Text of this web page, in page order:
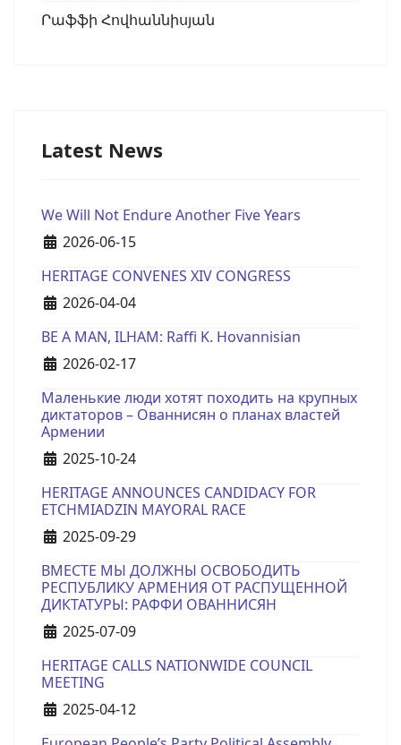
Րաֆֆի Հովհաննիսյան
Latest News
We Will Not Endure Another Five Years
Details
2026-06-15
HERITAGE CONVENES XIV CONGRESS
Details
2026-04-04
BE A MAN, ILHAM: Raffi K. Hovannisian
Details
2026-02-17
Маленькие люди хотят походить на крупных
диктаторов – Ованнисян о планах властей
Армении
Details
2025-10-24
HERITAGE ANNOUNCES CANDIDACY FOR
ETCHMIADZIN MAYORAL RACE
Details
2025-09-29
ВМЕСТЕ МЫ ДОЛЖНЫ ОСВОБОДИТЬ
РЕСПУБЛИКУ АРМЕНИЯ ОТ РАСПУЩЕННОЙ
ДИКТАТУРЫ: РАФФИ ОВАННИСЯН
Details
2025-07-09
HERITAGE CALLS NATIONWIDE COUNCIL
MEETING
Details
2025-04-12